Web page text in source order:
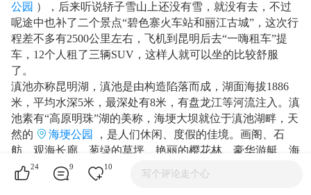
公园 ），后来听说轿子雪山上还没有雪，就没有去，不过
呢途中也补了二个景点“碧色寨火车站和丽江古城”，这次行
程差不多有2500公里左右，飞机到昆明后去“一嗨租车”提
车，12个人租了三辆SUV，这样人就可以坐的比较舒服
了。
滇池亦称昆明湖，滇池是由构造陷落而成，湖面海拔1886
米，平均水深5米，最深处有8米，有盘龙江等河流注入。滇
池素有“高原明珠”湖的美称，海埂大坝就位于滇池湖畔，天
然的
海埂公园
，是人们休闲、度假的佳境。画阁、石
舫、观海长廊、葱绿的草坪、艳丽的樱花林、豪华游艇、海
滨休闲广场、冬春飞来的千万只海鸥，使人与自然和谐浪
漫，如身临其境，能使您情趣盎然、心旷神怡、美在其中，
24 9 10
写个评论走个心